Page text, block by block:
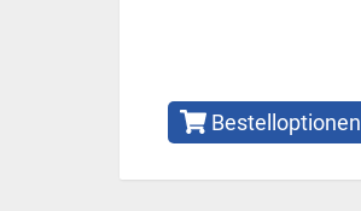
Bestelloptionen